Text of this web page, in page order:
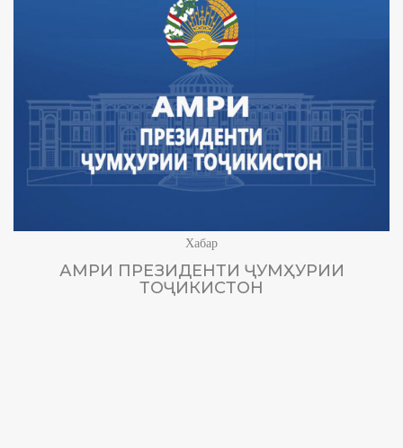
Хабар
АМРИ ПРЕЗИДЕНТИ ҶУМҲУРИИ
ТОҶИКИСТОН